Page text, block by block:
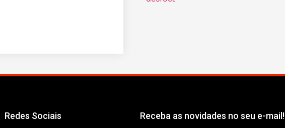
Redes Sociais Receba as novidades no seu e-mail!